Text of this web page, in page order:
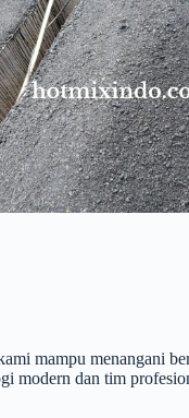
mampu menangani
modern dan tim